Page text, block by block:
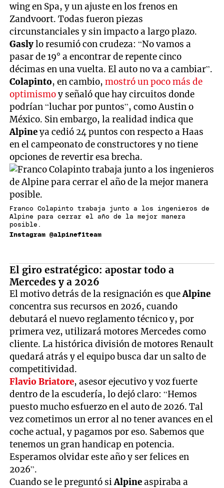
wing en Spa, y un ajuste en los frenos en
Zandvoort. Todas fueron piezas
circunstanciales y sin impacto a largo plazo.
Gaslylo resumió con crudeza: “No vamos a
pasar de 19° a encontrar de repente cinco
décimas en una vuelta. El auto no va a cambiar”.
Colapinto, en cambio,mostró un poco más de
optimismoy señaló que hay circuitos donde
podrían “luchar por puntos”, como Austin o
México. Sin embargo, la realidad indica que
Alpineya cedió 24 puntos con respecto a Haas
en el campeonato de constructores y no tiene
opciones de revertir esa brecha.
Franco Colapinto trabaja junto a los ingenieros de
Alpine para cerrar el año de la mejor manera
posible.
Instagram @alpinef1team
El giro estratégico: apostar todo a
Mercedes y a 2026
El motivo detrás de la resignación es queAlpine
concentra sus recursos en 2026, cuando
debutará el nuevo reglamento técnico y, por
primera vez, utilizará motores Mercedes como
cliente. La histórica división de motores Renault
quedará atrás y el equipo busca dar un salto de
competitividad.
Flavio Briatore, asesor ejecutivo y voz fuerte
dentro de la escudería, lo dejó claro: “Hemos
puesto mucho esfuerzo en el auto de 2026. Tal
vez cometimos un error al no tener avances en el
coche actual, y pagamos por eso. Sabemos que
tenemos un gran handicap en potencia.
Esperamos olvidar este año y ser felices en
2026”.
Cuando se le preguntó siAlpineaspiraba a